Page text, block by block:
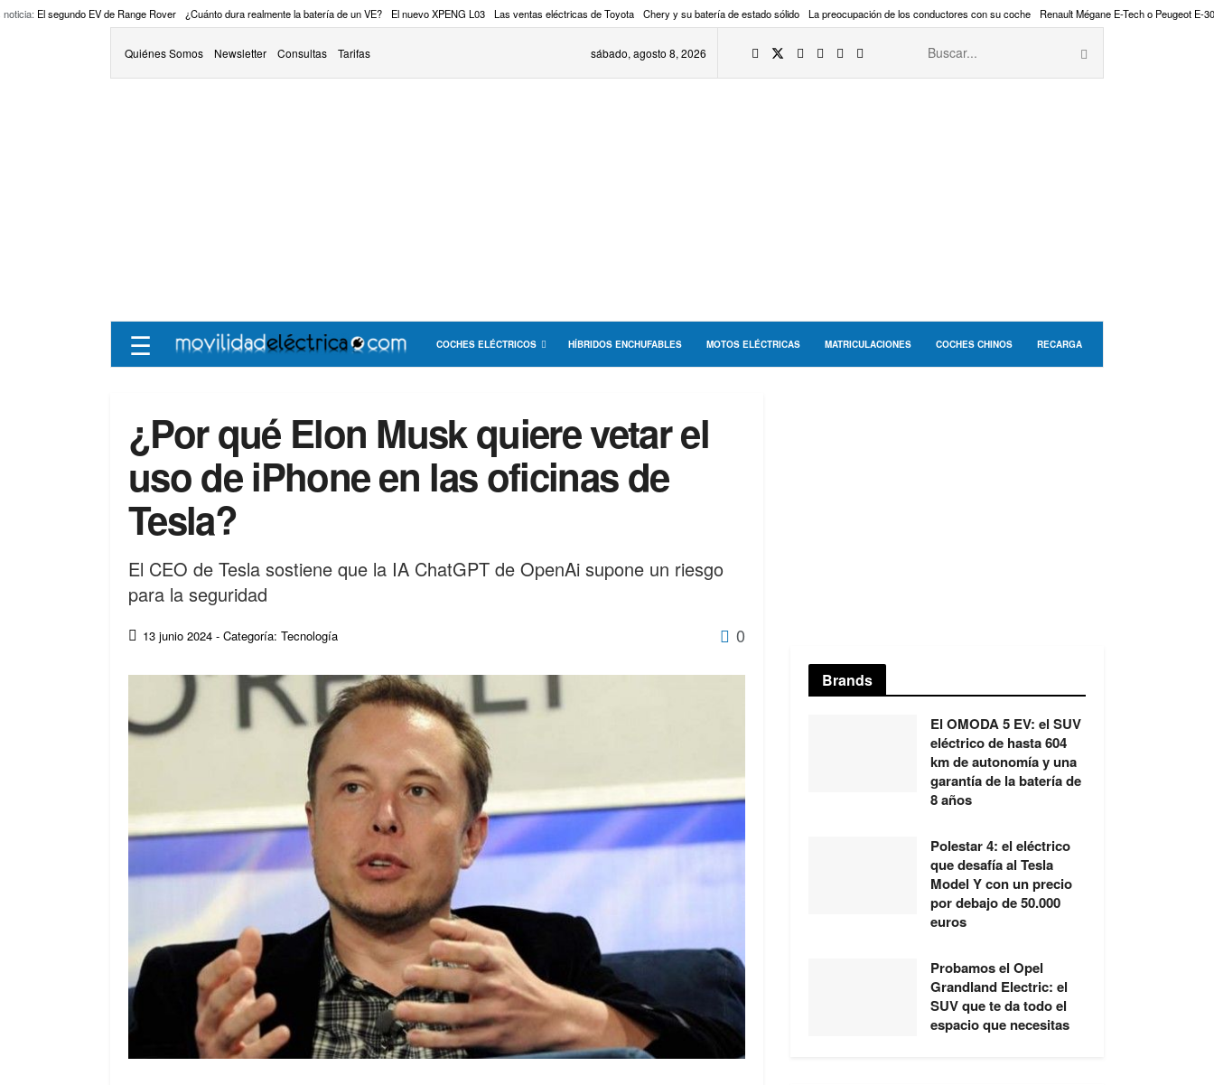
noticia: El segundo EV de Range Rover ¿Cuánto dura realmente la batería de un VE? El nuevo XPENG L03 Las ventas eléctricas de Toyota Chery y su batería de estado sólido La preocupación de los conductores con su coche Renault Mégane E-Tech o Peugeot E-
Quiénes Somos Newsletter Consultas Tarifas sábado, agosto 8, 2026
☰ COCHES ELÉCTRICOS HÍBRIDOS ENCHUFABLES MOTOS ELÉCTRICAS MATRICULACIONES COCHES CHINOS RECARGA
¿Por qué Elon Musk quiere vetar el
uso de iPhone en las oficinas de
Tesla?
El CEO de Tesla sostiene que la IA ChatGPT de OpenAi supone un riesgo
para la seguridad
13 junio 2024 - Categoría: Tecnología 0
Brands
El OMODA 5 EV: el SUV
eléctrico de hasta 604
km de autonomía y una
garantía de la batería de
8 años
Polestar 4: el eléctrico
que desafía al Tesla
Model Y con un precio
por debajo de 50.000
euros
Probamos el Opel
Grandland Electric: el
SUV que te da todo el
espacio que necesitas